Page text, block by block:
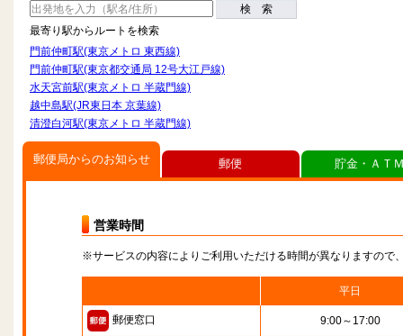
検 索
最寄り駅からルートを検索
門前仲町駅(東京メトロ 東西線)
門前仲町駅(東京都交通局 12号大江戸線)
水天宮前駅(東京メトロ 半蔵門線)
越中島駅(JR東日本 京葉線)
清澄白河駅(東京メトロ 半蔵門線)
郵便局からのお知らせ
営業時間
※サービスの内容によりご利用いただける時間が異なりますので
平日
郵便窓口 9:00～17:00
郵便 貯金・ＡＴ